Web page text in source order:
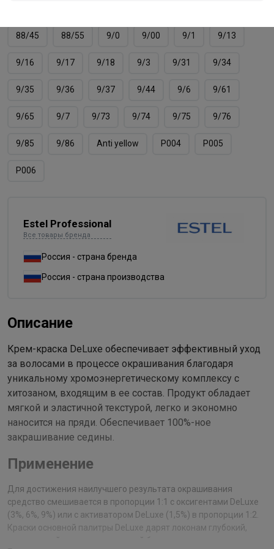
88/45 88/55 9/0 9/00 9/1 9/13
9/16 9/17 9/18 9/3 9/31 9/34
9/35 9/36 9/37 9/44 9/6 9/61
9/65 9/7 9/73 9/74 9/75 9/76
9/85 9/86 Аnti yellow Р004 Р005
Р006
Estel Professional
Все товары бренда
Россия - страна бренда
Россия - страна производства
Описание
Крем-краска DeLuxe обеспечивает эффективный уход
за волосами в процессе окрашивания благодаря
уникальному хромоэнергетическому комплексу с
хитозаном, входящим в ее состав. Продукт обладает
мягкой и эластичной текстурой, легко и экономно
наносится на пряди. Обеспечивает 100%-ное
закрашивание седины.
Применение
Для достижения наилучшего результата окрашивания
средство смешивается в пропорции 1:1 с оксигентами DeLuxe
(3%, 6%, 9%) или с активатором DeLuxe (1,5%) в пропорции 1:2.
Краски основной палитры DeLuxe дарят локонам глубокий,